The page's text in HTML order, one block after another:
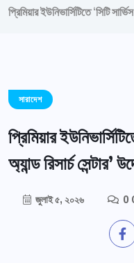
প্রিমিয়ার ইউনিভার্সিটিতে ‘সিটি
সারাদেশ
প্রিমিয়ার
অ্যান্ড রিসার্চ সেন্টার’
জুলাই ৫, ২০২৬ 0